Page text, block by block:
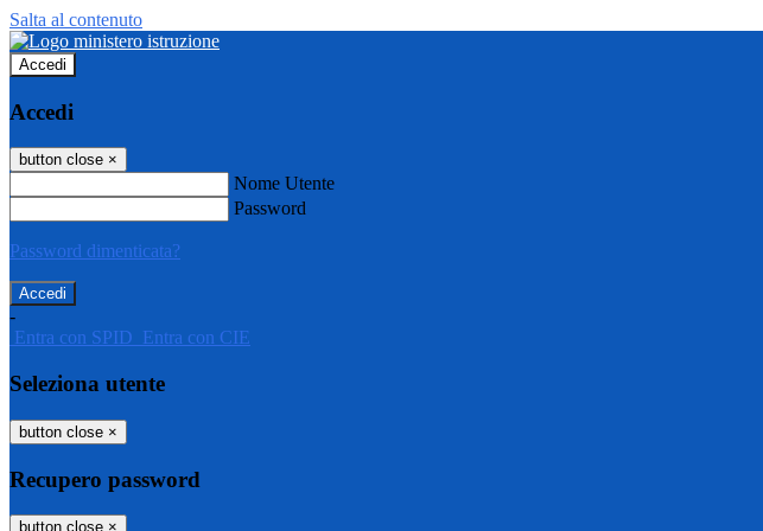
Salta al contenuto
Accedi
Accedi
button close ×
Nome Utente
Password
Password dimenticata?
-
Entra con SPID Entra con CIE
Seleziona utente
button close ×
Recupero password
button close ×